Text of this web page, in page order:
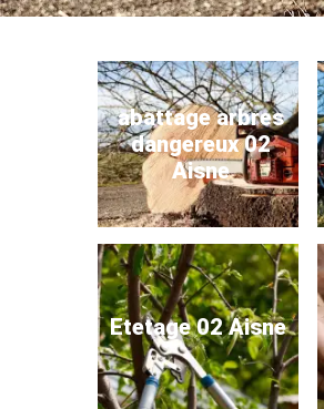
abattage arbres
dangereux 02
Aisne
Etetage 02 Aisne